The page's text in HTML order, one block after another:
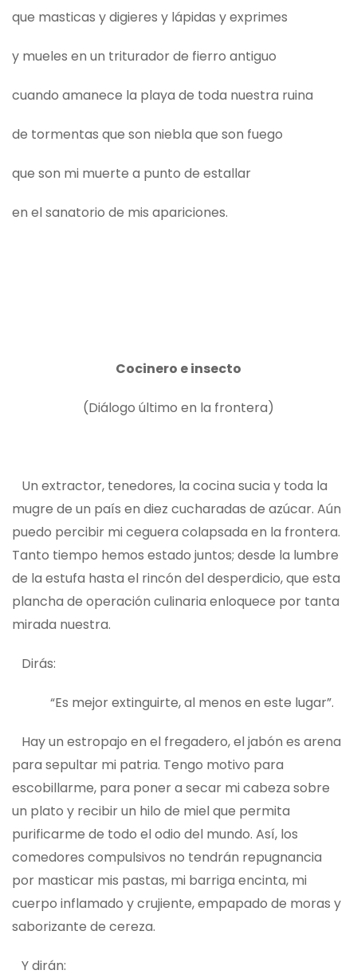
que masticas y digieres y lápidas y exprimes
y mueles en un triturador de fierro antiguo
cuando amanece la playa de toda nuestra ruina
de tormentas que son niebla que son fuego
que son mi muerte a punto de estallar
en el sanatorio de mis apariciones.
Cocinero e insecto
(Diálogo último en la frontera)
Un extractor, tenedores, la cocina sucia y toda la
mugre de un país en diez cucharadas de azúcar. Aún
puedo percibir mi ceguera colapsada en la frontera.
Tanto tiempo hemos estado juntos; desde la lumbre
de la estufa hasta el rincón del desperdicio, que esta
plancha de operación culinaria enloquece por tanta
mirada nuestra.
Dirás:
“Es mejor extinguirte, al menos en este lugar”.
Hay un estropajo en el fregadero, el jabón es arena
para sepultar mi patria. Tengo motivo para
escobillarme, para poner a secar mi cabeza sobre
un plato y recibir un hilo de miel que permita
purificarme de todo el odio del mundo. Así, los
comedores compulsivos no tendrán repugnancia
por masticar mis pastas, mi barriga encinta, mi
cuerpo inflamado y crujiente, empapado de moras y
saborizante de cereza.
Y dirán: